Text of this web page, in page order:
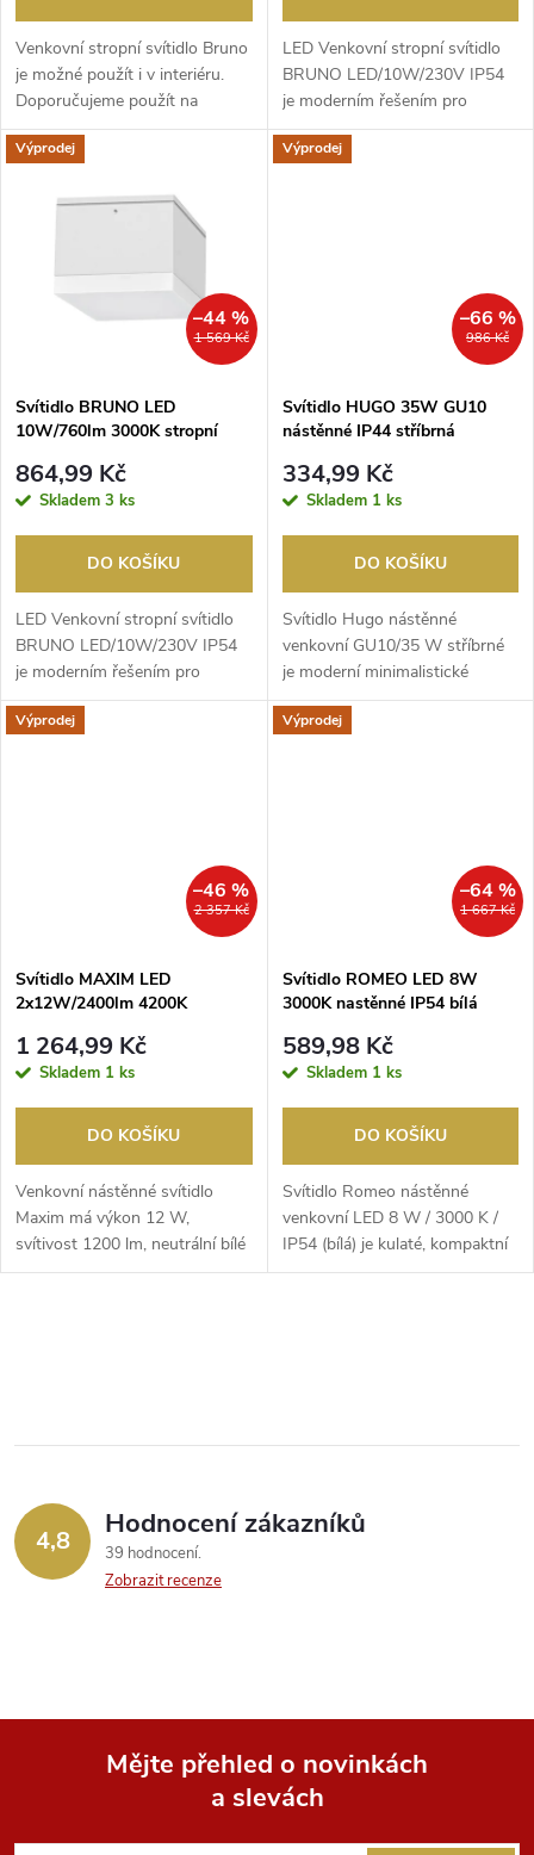
d
u
k
d
u
k
Venkovní stropní svítidlo Bruno
je možné použít i v interiéru.
Doporučujeme použít na
chodbách, toa...
LED Venkovní stropní svítidlo
BRUNO LED/10W/230V IP54
je moderním řešením pro
osvětlení vašeho domu...
Výprodej
1 569 Kč
–44 %
Svítidlo BRUNO LED
10W/760lm 3000K stropní
864,99 Kč
Skladem 3 ks
DO KOŠÍKU
LED Venkovní stropní svítidlo
BRUNO LED/10W/230V IP54
je moderním řešením pro
osvětlení vašeho domu...
Výprodej
986 Kč
–66 %
Svítidlo HUGO 35W GU10
nástěnné IP44 stříbrná
334,99 Kč
Skladem 1 ks
DO KOŠÍKU
Svítidlo Hugo nástěnné
venkovní GU10/35 W stříbrné
je moderní minimalistické
osvětlení s robustním ...
Výprodej
2 357 Kč
–46 %
Svítidlo MAXIM LED
2x12W/2400lm 4200K
1 264,99 Kč
Skladem 1 ks
DO KOŠÍKU
Venkovní nástěnné svítidlo
Maxim má výkon 12 W,
svítivost 1200 lm, neutrální bílé
světlo (4200 K) a...
Výprodej
1 667 Kč
–64 %
Svítidlo ROMEO LED 8W
3000K nastěnné IP54 bílá
589,98 Kč
Skladem 1 ks
DO KOŠÍKU
Svítidlo Romeo nástěnné
venkovní LED 8 W / 3000 K /
IP54 (bílá) je kulaté, kompaktní
osvětlení (prů...
l
d
a
p
4,8 Hodnocení zákazníků
39 hodnocení
Zobrazit recenze
Mějte přehled o novinkách
a slevách